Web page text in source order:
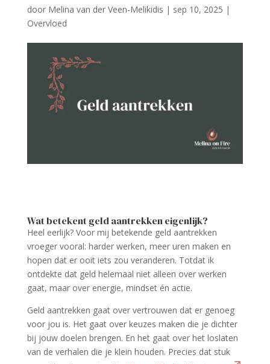
door Melina van der Veen-Melikidis | sep 10, 2025 |
Overvloed
Wat betekent geld aantrekken eigenlijk?
Heel eerlijk? Voor mij betekende geld aantrekken
vroeger vooral: harder werken, meer uren maken en
hopen dat er ooit iets zou veranderen. Totdat ik
ontdekte dat geld helemaal niet alleen over werken
gaat, maar over energie, mindset én actie.
Geld aantrekken gaat over vertrouwen dat er genoeg
voor jou is. Het gaat over keuzes maken die je dichter
bij jouw doelen brengen. En het gaat over het loslaten
van de verhalen die je klein houden. Precies dat stuk